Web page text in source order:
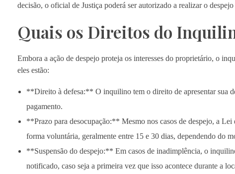
decisão, o oficial de Justiça poderá ser autorizado a realizar o
Quais os Direitos do
Embora a ação de despejo proteja os interesses do proprietário, o
eles estão:
**Direito à defesa:** O inquilino tem o direito de apresentar sua
pagamento.
**Prazo para desocupação:** Mesmo nos casos de despejo, a
forma voluntária, geralmente entre 15 e 30 dias, dependendo do
**Suspensão do despejo:** Em casos de inadimplência, o
notificado, caso seja a primeira vez que isso acontece durante a